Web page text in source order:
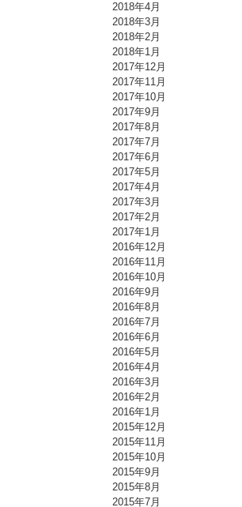
2018年4月
2018年3月
2018年2月
2018年1月
2017年12月
2017年11月
2017年10月
2017年9月
2017年8月
2017年7月
2017年6月
2017年5月
2017年4月
2017年3月
2017年2月
2017年1月
2016年12月
2016年11月
2016年10月
2016年9月
2016年8月
2016年7月
2016年6月
2016年5月
2016年4月
2016年3月
2016年2月
2016年1月
2015年12月
2015年11月
2015年10月
2015年9月
2015年8月
2015年7月